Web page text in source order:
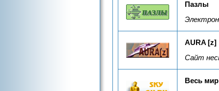
Пазлы
AURA [z]
Сайт
Весь